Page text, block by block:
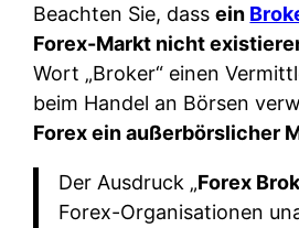
Beachten Sie, dassein
Forex-Markt nicht
Wort „Broker“ einen
beim Handel an Börsen
Forex ein außerbörslicher
Der Ausdruck „Forex
Forex-Organisationen